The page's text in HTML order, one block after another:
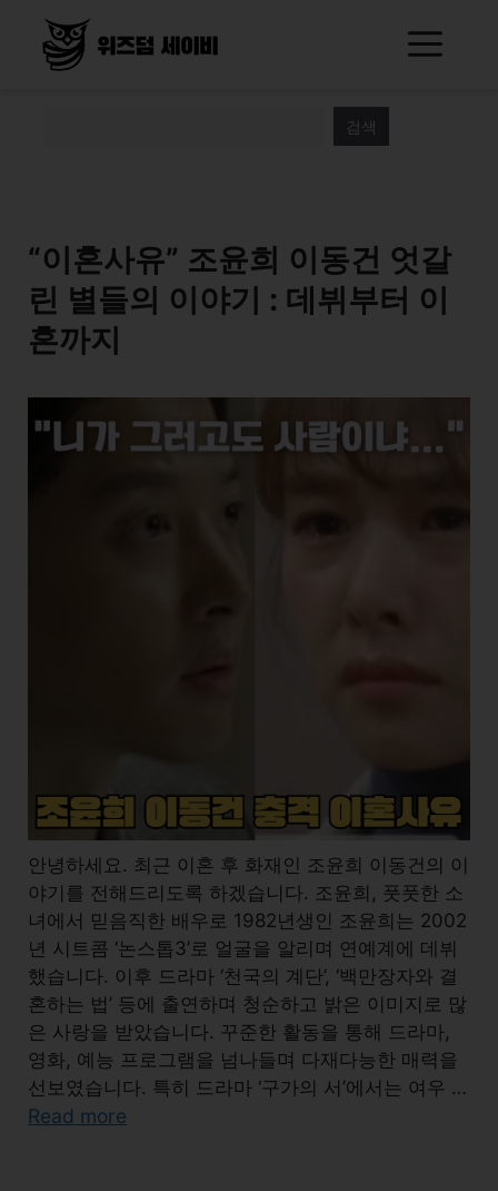
검색
“이혼사유” 조윤희 이동건 엇갈
린 별들의 이야기 : 데뷔부터 이
혼까지
안녕하세요. 최근 이혼 후 화재인 조윤희 이동건의 이
야기를 전해드리도록 하겠습니다. 조윤희, 풋풋한 소
녀에서 믿음직한 배우로 1982년생인 조윤희는 2002
년 시트콤 ‘논스톱3’로 얼굴을 알리며 연예계에 데뷔
했습니다. 이후 드라마 ‘천국의 계단’, ‘백만장자와 결
혼하는 법’ 등에 출연하며 청순하고 밝은 이미지로 많
은 사랑을 받았습니다. 꾸준한 활동을 통해 드라마,
영화, 예능 프로그램을 넘나들며 다재다능한 매력을
선보였습니다. 특히 드라마 ‘구가의 서’에서는 여우 …
Read more